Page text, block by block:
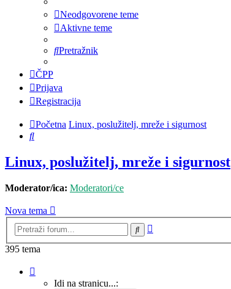
Neodgovorene teme
Aktivne teme
Pretražnik
ČPP
Prijava
Registracija
Početna Linux, poslužitelj, mreže i sigurnost
Pretražnik
Linux, poslužitelj, mreže i sigurnost
Moderator/ica: Moderatori/ce
Nova tema
Pretražnik
395 tema
16 .Idi na stranicu...: